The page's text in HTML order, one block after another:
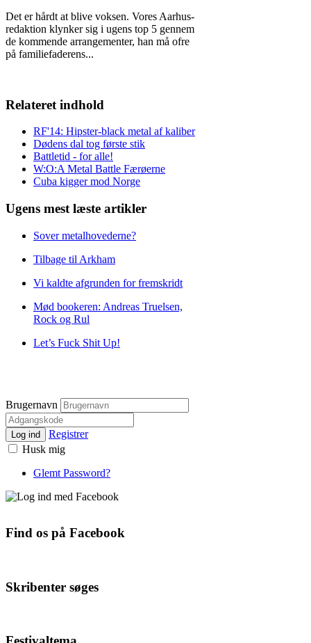
Det er hårdt at blive voksen. Vores Aarhus-
redaktion klynker sig i ugens top 5 gennem
de kommende arrangementer, han må ofre
på familiefaderens...
Relateret indhold
RF'14: Hipster-black metal af kaliber
Dødens dal tog første stik
Battletid - for alle!
W:O:A Metal Battle Færøerne
Cuba kigger mod Norge
Ugens mest læste artikler
Sover metalhovederne?
Tilbage til Arkham
Vi kaldte afgrunden for fremskridt
Mød bookeren: Andreas Truelsen,
Rock og Rul
Let’s Fuck Shit Up!
Brugernavn
Log ind
Registrer
Husk mig
Glemt Password?
Find os på Facebook
Skribenter søges